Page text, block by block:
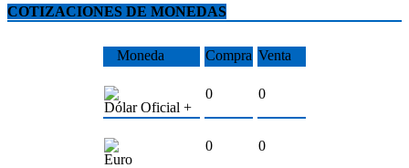
COTIZACIONES DE MONEDAS
Moneda Compra Venta
Dólar Oficial +
0 0
Euro
0 0